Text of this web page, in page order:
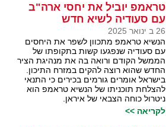
טראמפ יוביל את יחסי ארה"ב
עם סעודיה לשיא חדש
26 ב ינואר 2025
הנשיא טראמפ מתכוון לשפר את היחסים
עם סעודיה שנפגעו קשות בתקופתו של
הממשל הקודם ורואה בה את מנהיגת הציר
החדש שהוא רוצה להקים במזרח התיכון.
בישראל אומרים גורמים בכירים כי התנאי
להצלחת תוכניתו של הנשיא טראמפ הוא
ניטרול כוחה הצבאי של איראן.
לקריאה >>